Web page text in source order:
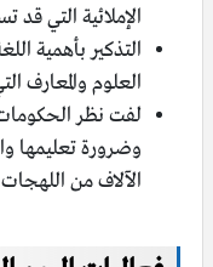
الإملائية التي قد
التذكير بأهمية
العلوم والمعارف
لفت نظر الحكومات
وضرورة تعليمها
الآلاف من اللهجات